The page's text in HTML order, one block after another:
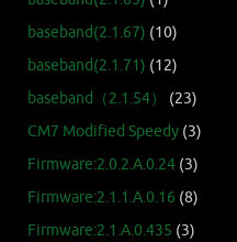
baseband(2.1.67) (10)
baseband(2.1.71) (12)
baseband（2.1.54）
(23)
CM7 Modified Speedy (3)
Firmware:2.0.2.A.0.24 (3)
Firmware:2.1.1.A.0.16 (8)
Firmware:2.1.A.0.435 (3)